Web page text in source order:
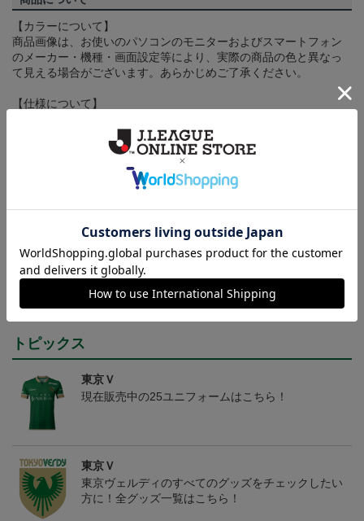
【カラーについて】
商品画像は、お使いのパソコンのモニターおよびスマートフォン
のメーカー・機種・画面設定等により、実際の商品の色と異なっ
て見える場合がございます。あらかじめご了承ください。
【仕様について】
告なく変更になることがございます。
ヘルプページ
トピックス
東京Ｖ
現在販売中の25ユニフォームはこちら！
東京Ｖ
東京ヴェルディのすべてのグッズをチェックしたい
方に！全グッズ一覧はこちら！